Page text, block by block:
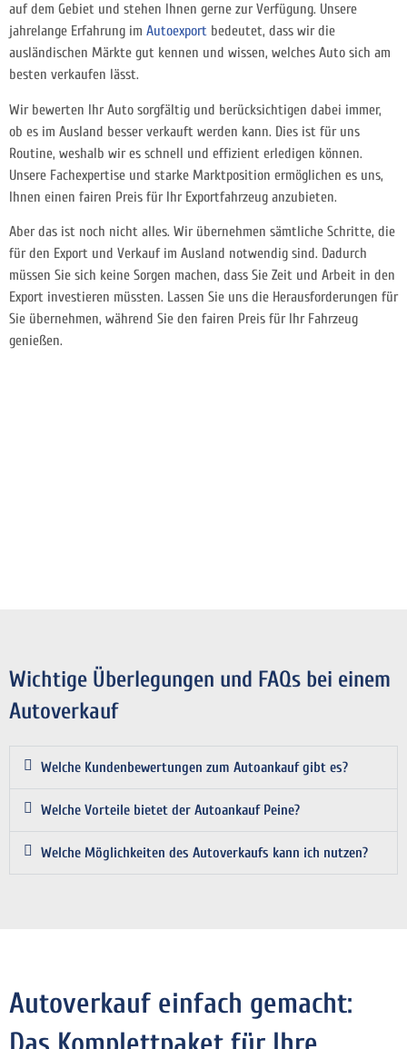
auf dem Gebiet und stehen Ihnen gerne zur Verfügung. Unsere
jahrelange Erfahrung im Autoexport bedeutet, dass wir die
ausländischen Märkte gut kennen und wissen, welches Auto sich am
besten verkaufen lässt.
Wir bewerten Ihr Auto sorgfältig und berücksichtigen dabei immer,
ob es im Ausland besser verkauft werden kann. Dies ist für uns
Routine, weshalb wir es schnell und effizient erledigen können.
Unsere Fachexpertise und starke Marktposition ermöglichen es uns,
Ihnen einen fairen Preis für Ihr Exportfahrzeug anzubieten.
Aber das ist noch nicht alles. Wir übernehmen sämtliche Schritte, die
für den Export und Verkauf im Ausland notwendig sind. Dadurch
müssen Sie sich keine Sorgen machen, dass Sie Zeit und Arbeit in den
Export investieren müssten. Lassen Sie uns die Herausforderungen für
Sie übernehmen, während Sie den fairen Preis für Ihr Fahrzeug
genießen.
Wichtige Überlegungen und FAQs bei einem
Autoverkauf
Welche Kundenbewertungen zum Autoankauf gibt es?
Welche Vorteile bietet der Autoankauf Peine?
Welche Möglichkeiten des Autoverkaufs kann ich nutzen?
Autoverkauf einfach gemacht: